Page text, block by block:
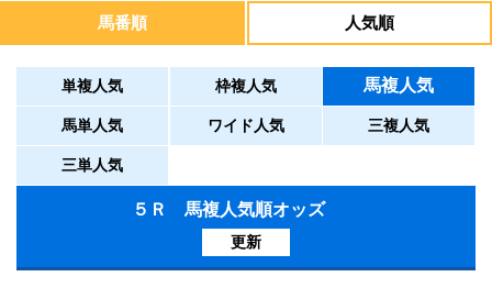
馬番順 人気順
単複人気 枠複人気 馬複人気
馬単人気 ワイド人気 三複人気
三単人気
５Ｒ 馬複人気順オッズ
更新